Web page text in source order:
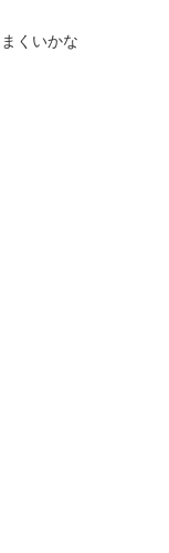
くいかな